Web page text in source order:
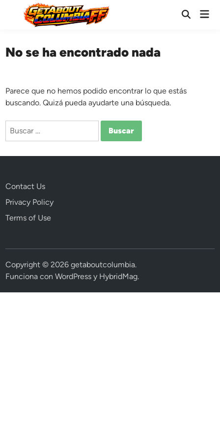
contenido
Abrir
No se ha encontrado nada
Parece que no hemos podido encontrar lo que estás
buscando. Quizá pueda ayudarte una búsqueda.
Buscar:
Contact Us
Privacy Policy
Terms of Use
Copyright © 2026getaboutcolumbia.
Funciona conWordPress y HybridMag.